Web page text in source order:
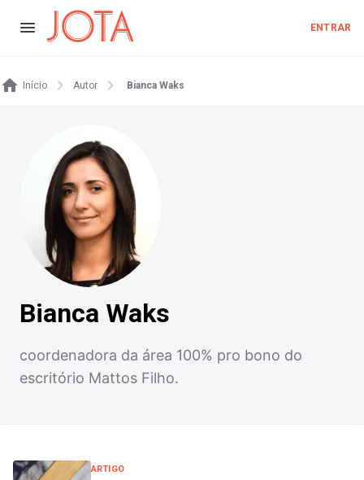
ENTRAR
Início Autor Bianca Waks
Bianca Waks
coordenadora da área 100% pro bono do
escritório Mattos Filho.
ARTIGO